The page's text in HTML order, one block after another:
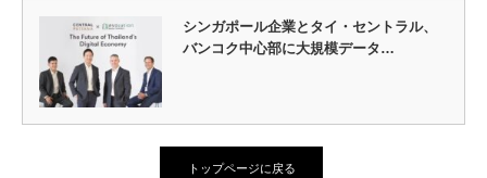
シンガポール企業とタイ・セントラル、
バンコク中心部に大規模データ…
トップページに戻る